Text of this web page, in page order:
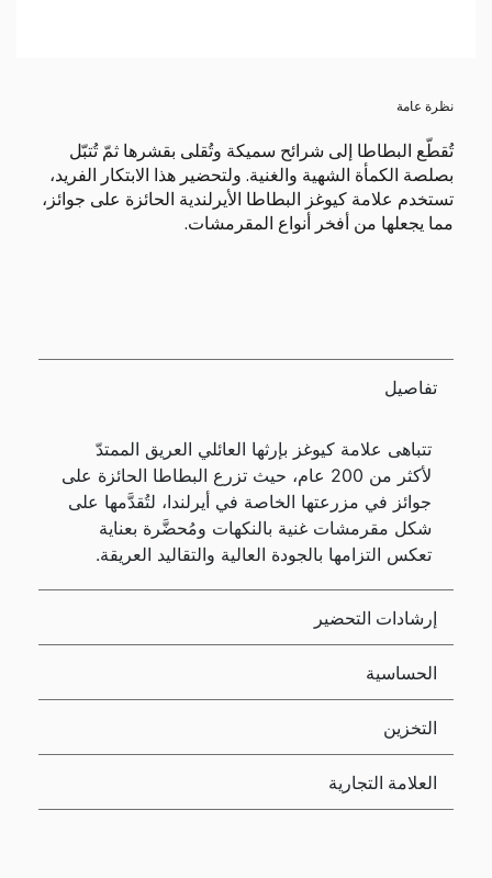
نظرة عامة
تُقطّع البطاطا إلى شرائح سميكة وتُقلى بقشرها ثمّ تُتبّل
بصلصة الكمأة الشهية والغنية. ولتحضير هذا الابتكار الفريد،
تستخدم علامة كيوغز البطاطا الأيرلندية الحائزة على جوائز،
مما يجعلها من أفخر أنواع المقرمشات.
تفاصيل
تتباهى علامة كيوغز بإرثها العائلي العريق الممتدّ
لأكثر من 200 عام، حيث تزرع البطاطا الحائزة على
جوائز في مزرعتها الخاصة في أيرلندا، لتُقدَّمها على
شكل مقرمشات غنية بالنكهات ومُحضَّرة بعناية
تعكس التزامها بالجودة العالية والتقاليد العريقة.
إرشادات التحضير
الحساسية
التخزين
العلامة التجارية